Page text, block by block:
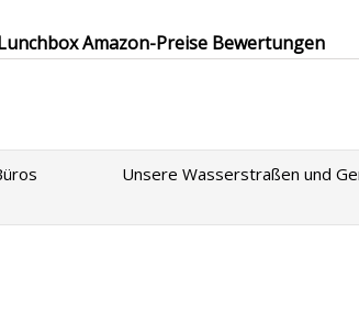
Amazon-Preise Bewertungen
Unsere Wasserstraßen und